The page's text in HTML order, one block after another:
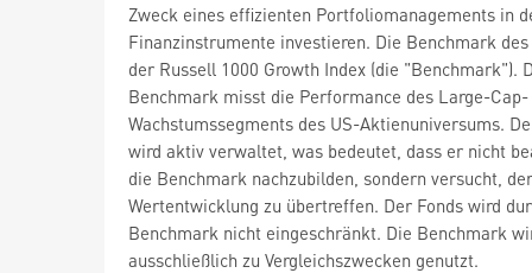
Zweck eines effizienten Portfoliomanagements in
Finanzinstrumente investieren. Die Benchmark
der Russell 1000 Growth Index (die "Benchmark").
Benchmark misst die Performance des Large-Cap-
Wachstumssegments des US-Aktienuniversums.
wird aktiv verwaltet, was bedeutet, dass er nicht
die Benchmark nachzubilden, sondern versucht,
Wertentwicklung zu übertreffen. Der Fonds wird
Benchmark nicht eingeschränkt. Die Benchmark
ausschließlich zu Vergleichszwecken genutzt.